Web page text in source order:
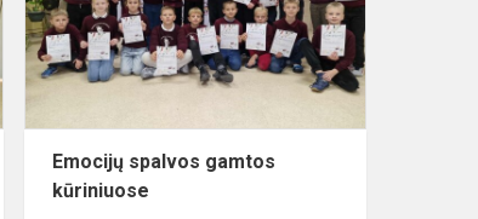
„Rudens
spalvų
mozaika
Čiurlion...
kūriniuose
Emocijų spalvos gamtos
kūriniuose